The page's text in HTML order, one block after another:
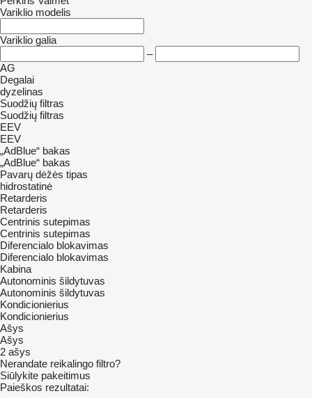
Variklio modelis
Variklio galia
–
AG
Degalai
dyzelinas
Suodžių filtras
Suodžių filtras
EEV
EEV
„AdBlue“ bakas
„AdBlue“ bakas
Pavarų dėžės tipas
hidrostatinė
Retarderis
Retarderis
Centrinis sutepimas
Centrinis sutepimas
Diferencialo blokavimas
Diferencialo blokavimas
Kabina
Autonominis šildytuvas
Autonominis šildytuvas
Kondicionierius
Kondicionierius
Ašys
Ašys
2 ašys
Nerandate reikalingo filtro?
Siūlykite pakeitimus
Paieškos rezultatai: